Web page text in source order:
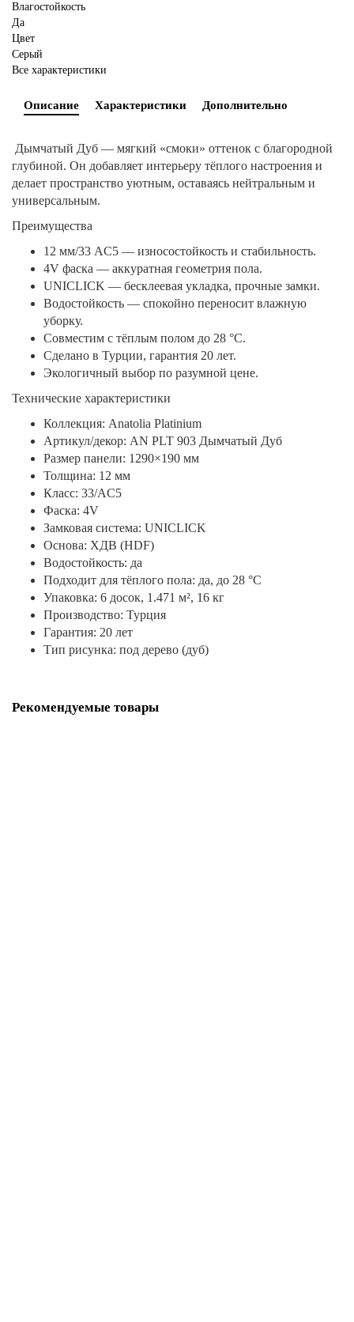
Влагостойкость
Да
Цвет
Серый
Все характеристики
Описание Характеристики Дополнительно
Дымчатый Дуб — мягкий «смоки» оттенок с благородной
глубиной. Он добавляет интерьеру тёплого настроения и
делает пространство уютным, оставаясь нейтральным и
универсальным.
Преимущества
12 мм/33 AC5 — износостойкость и стабильность.
4V фаска — аккуратная геометрия пола.
UNICLICK — бесклеевая укладка, прочные замки.
Водостойкость — спокойно переносит влажную
уборку.
Совместим с тёплым полом до 28 °C.
Сделано в Турции, гарантия 20 лет.
Экологичный выбор по разумной цене.
Технические характеристики
Коллекция: Anatolia Platinium
Артикул/декор: AN PLT 903 Дымчатый Дуб
Размер панели: 1290×190 мм
Толщина: 12 мм
Класс: 33/AC5
Фаска: 4V
Замковая система: UNICLICK
Основа: ХДВ (HDF)
Водостойкость: да
Подходит для тёплого пола: да, до 28 °C
Упаковка: 6 досок, 1.471 м², 16 кг
Производство: Турция
Гарантия: 20 лет
Тип рисунка: под дерево (дуб)
Рекомендуемые товары